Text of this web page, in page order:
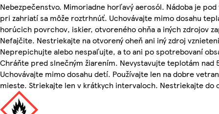
Nebezpečenstvo. Mimoriadne horľavý aerosól. Nádoba je
pri zahriatí sa môže roztrhnúť. Uchovávajte mimo dosahu
horúcich povrchov, iskier, otvoreného ohňa a iných zdrojov
Nefajčite. Nestriekajte na otvorený oheň ani iný zdroj
Neprepichujte alebo nespaľujte, a to ani po spotrebovaní
Chráňte pred slnečným žiarením. Nevystavujte teplotám nad
Uchovávajte mimo dosahu detí. Používajte len na dobre
mieste. Striekajte len v krátkych intervaloch. Nestriekajte do